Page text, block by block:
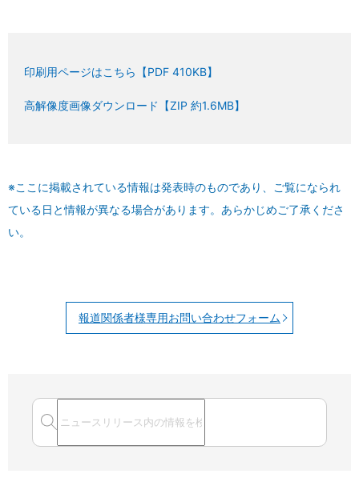
印刷用ページはこちら【PDF 410KB】
高解像度画像ダウンロード【ZIP 約1.6MB】
※ここに掲載されている情報は発表時のものであり、ご覧になられ
ている日と情報が異なる場合があります。あらかじめご了承くださ
い。
報道関係者様専用お問い合わせフォーム